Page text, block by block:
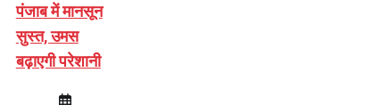
पंजाब में मानसून
सुस्त, उमस
बढ़ाएगी परेशानी